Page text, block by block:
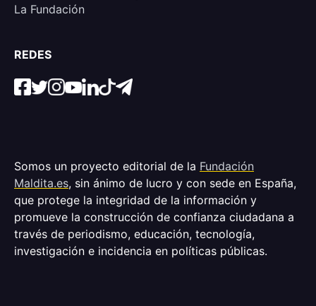
La Fundación
REDES
Somos un proyecto editorial de la Fundación
Maldita.es, sin ánimo de lucro y con sede en España,
que protege la integridad de la información y
promueve la construcción de confianza ciudadana a
través de periodismo, educación, tecnología,
investigación e incidencia en políticas públicas.